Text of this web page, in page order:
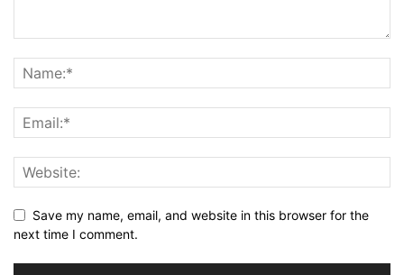
Save my name, email, and website in this browser for the
next time I comment.